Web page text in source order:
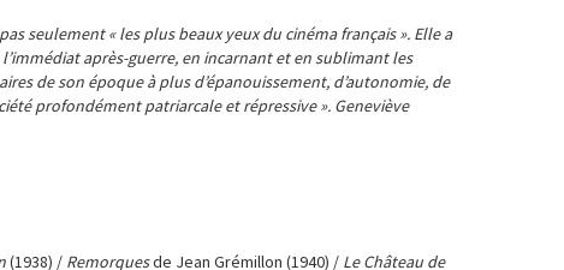
seulement « les plus beaux yeux du cinéma français ». Elle a
après-guerre, en incarnant et en sublimant les
de son époque à plus d’épanouissement, d’autonomie, de
profondément patriarcale et répressive ». Geneviève
(1938) / Remorquesde Jean Grémillon (1940) / Le Château de